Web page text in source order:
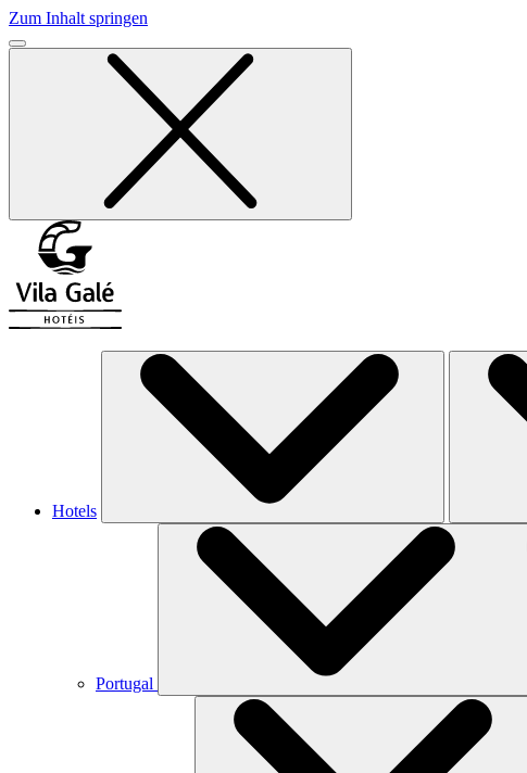
Zum Inhalt springen
Hotels
Portugal